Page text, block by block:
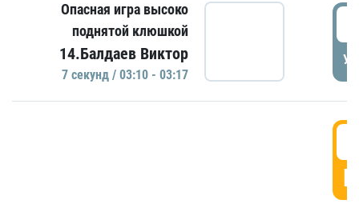
Опасная игра высоко
поднятой клюшкой
14.Балдаев Виктор
7 секунд / 03:10 - 03:17